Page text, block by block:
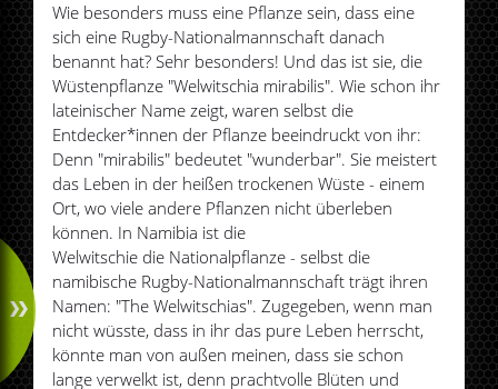
Wie besonders muss eine Pflanze sein, dass eine
sich eine Rugby-Nationalmannschaft danach
benannt hat? Sehr besonders! Und das ist sie, die
Wüstenpflanze "Welwitschia mirabilis". Wie schon ihr
lateinischer Name zeigt, waren selbst die
Entdecker*innen der Pflanze beeindruckt von ihr:
Denn "mirabilis" bedeutet "wunderbar". Sie meistert
das Leben in der heißen trockenen Wüste - einem
Ort, wo viele andere Pflanzen nicht überleben
können. In Namibia ist die
Welwitschie die Nationalpflanze - selbst die
namibische Rugby-Nationalmannschaft trägt ihren
Namen: "The Welwitschias". Zugegeben, wenn man
nicht wüsste, dass in ihr das pure Leben herrscht,
könnte man von außen meinen, dass sie schon
lange verwelkt ist, denn prachtvolle Blüten und